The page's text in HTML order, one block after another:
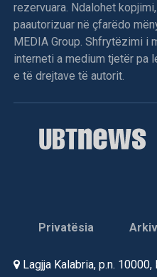
rezervuara. Ndalohet
paautorizuar në çfarëdo
MEDIA Group. Shfrytëzimi i
interneti a medium tjetër pa
e të drejtave të autorit.
Privatësia
Lagjja Kalabria, p.n. 10000,